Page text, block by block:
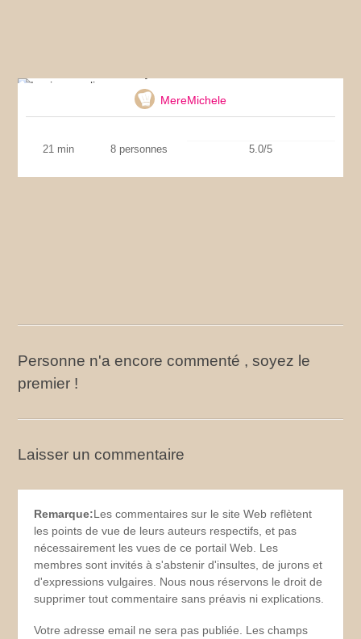
MereMichele
21 min 8 personnes 5.0/5
Personne n'a encore commenté , soyez le
premier !
Laisser un commentaire
Remarque:Les commentaires sur le site Web reflètent
les points de vue de leurs auteurs respectifs, et pas
nécessairement les vues de ce portail Web. Les
membres sont invités à s'abstenir d'insultes, de jurons et
d'expressions vulgaires. Nous nous réservons le droit de
supprimer tout commentaire sans préavis ni explications.
Votre adresse email ne sera pas publiée. Les champs